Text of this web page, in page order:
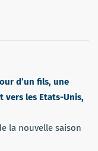
d’un fils, une
vers les Etats-Unis,
la nouvelle saison